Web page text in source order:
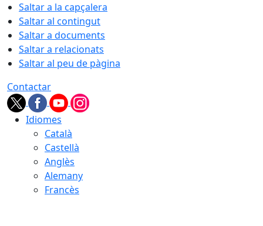
Saltar a la capçalera
Saltar al contingut
Saltar a documents
Saltar a relacionats
Saltar al peu de pàgina
Contactar
Idiomes
Català
Castellà
Anglès
Alemany
Francès